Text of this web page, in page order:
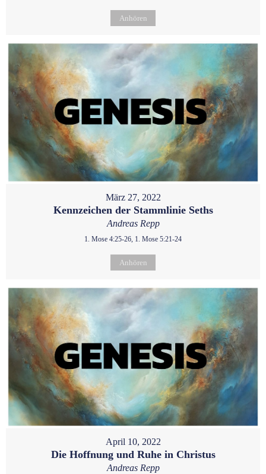
Anhören
März 27, 2022
Kennzeichen der Stammlinie Seths
Andreas Repp
1. Mose 4:25-26, 1. Mose 5:21-24
Anhören
April 10, 2022
Die Hoffnung und Ruhe in Christus
Andreas Repp